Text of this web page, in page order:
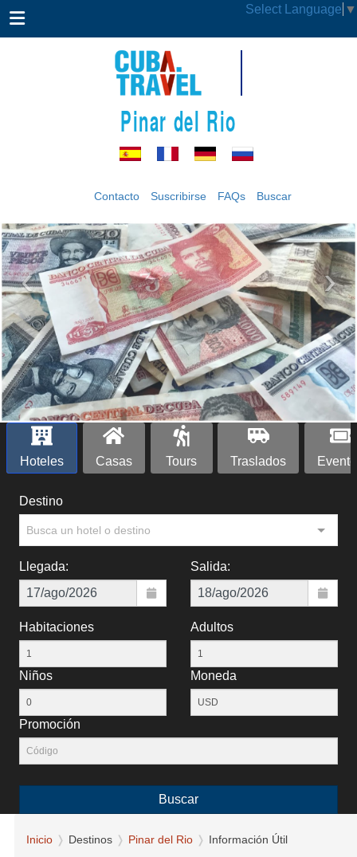
Select Language ▼
Pinar del Rio
Contacto Suscribirse FAQs Buscar
‹ ›
Hoteles Casas Tours Traslados
Destino
Busca un hotel o destino
Llegada: Salida:
Habitaciones Adultos
Niños Moneda
Promoción
Buscar
Inicio Destinos Pinar del Rio Información Útil